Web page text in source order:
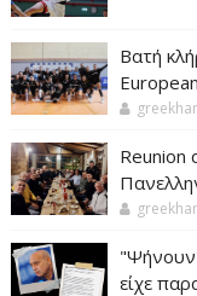
Βατή
Reunion
είχε